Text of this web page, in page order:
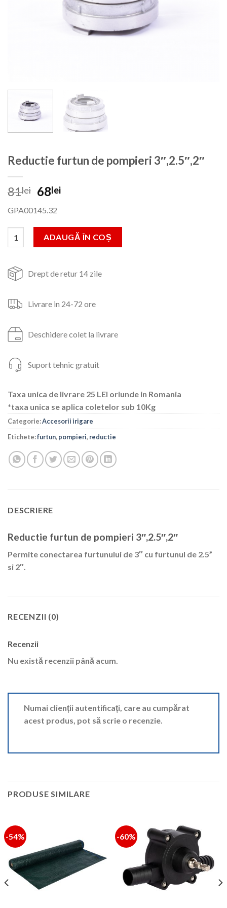
Reductie furtun de pompieri 3″,2.5″,2″
81lei Prețul
a
fost:
81lei.
68leiPrețul
68lei.
GPA00145.32
Cantitate Reductie furtun de pompieri 3",2.5",2"
ADAUGĂ ÎN COȘ
Drept de retur 14 zile
Livrare in 24-72 ore
Deschidere colet la livrare
Suport tehnic gratuit
Taxa unica de livrare 25 LEI oriunde in Romania
*taxa unica se aplica coletelor sub 10Kg
Categorie:Accesorii irigare
Etichete:furtun, pompieri, reductie
DESCRIERE
Reductie furtun de pompieri 3″,2.5″,2″
Permite conectarea furtunului de 3″ cu furtunul de 2.5”
si 2″.
RECENZII (0)
Recenzii
Nu există recenzii până acum.
Numai clienții autentificați, care au cumpărat
acest produs, pot să scrie o recenzie.
PRODUSE SIMILARE
-54% -60%